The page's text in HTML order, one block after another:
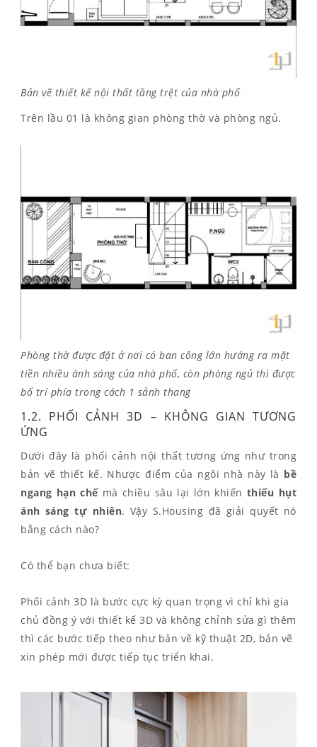
Bản vẽ thiết kế nội thất tầng trệt của nhà phố
Trên lầu 01 là không gian phòng thờ và phòng ngủ.
Phòng thờ được đặt ở nơi có ban công lớn hướng ra mặt
tiền nhiều ánh sáng của nhà phố, còn phòng ngủ thì được
bố trí phía trong cách 1 sảnh thang
1.2. PHỐI CẢNH 3D – KHÔNG GIAN TƯƠNG
ỨNG
Dưới đây là phối cảnh nội thất tương ứng như trong
bản vẽ thiết kế. Nhược điểm của ngôi nhà này là bề
ngang hạn chếmà chiều sâu lại lớn khiến thiếu hụt
ánh sáng tự nhiên. Vậy S.Housing đã giải quyết nó
bằng cách nào?
Có thể bạn chưa biết:
Phối cảnh 3D là bước cực kỳ quan trọng vì chỉ khi gia
chủ đồng ý với thiết kế 3D và không chỉnh sửa gì thêm
thì các bước tiếp theo như bản vẽ kỹ thuật 2D, bản vẽ
xin phép mới được tiếp tục triển khai.